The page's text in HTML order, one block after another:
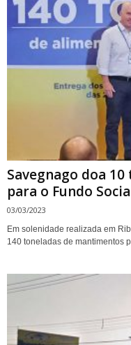
Savegnago doa
para o Fundo
03/03/2023
Em solenidade realizada em
140 toneladas de mantimentos